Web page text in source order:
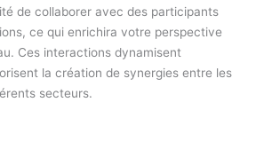
de collaborer avec des participants
ce qui enrichira votre perspective
Ces interactions dynamisent
la création de synergies entre les
secteurs.